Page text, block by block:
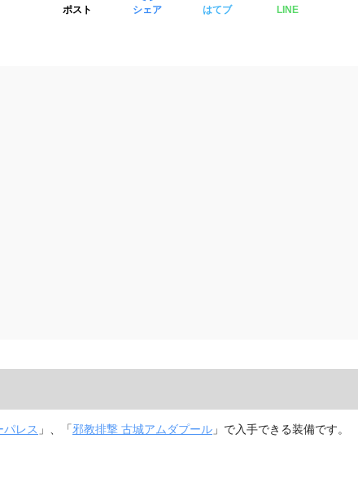
ポスト シェア はてブ LINE
パレス 」、「邪教排撃 古城アムダプール 」で入手できる装備です。